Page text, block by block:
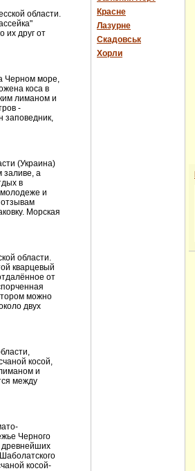
области.
их друг от
Черном море,
коса в
лиманом и
-
заповедник,
(Украина)
заливе, а
в
и
Морская
области.
кварцевый
от
можно
двух
косой,
и
между
Черного
древнейших
косой-
Красне
Лазурне
Скадовськ
Хорли